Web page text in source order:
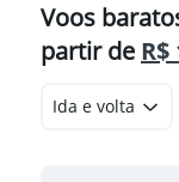
Voos
partir de R$
Ida e volta